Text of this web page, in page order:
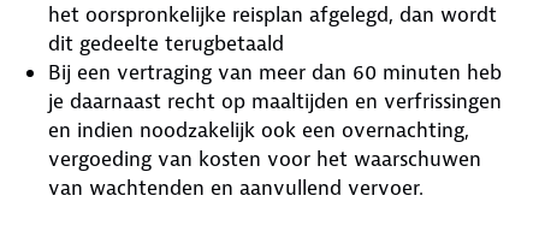
het oorspronkelijke reisplan afgelegd, dan wordt
dit gedeelte terugbetaald
Bij een vertraging van meer dan 60 minuten heb
je daarnaast recht op maaltijden en verfrissingen
en indien noodzakelijk ook een overnachting,
vergoeding van kosten voor het waarschuwen
van wachtenden en aanvullend vervoer.